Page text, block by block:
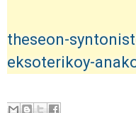
theseon-
eksoterikoy-